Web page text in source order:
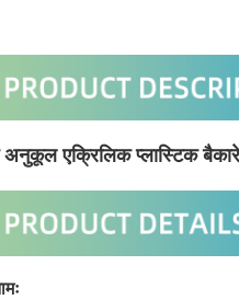
अनुकूल एक्रिलिक प्लास्टिक